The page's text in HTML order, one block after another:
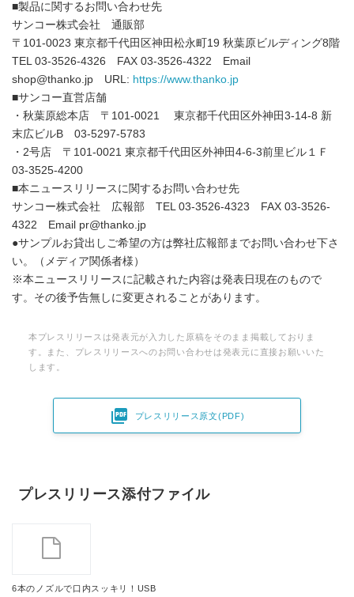
■製品に関するお問い合わせ先
サンコー株式会社 通販部
〒101-0023 東京都千代田区神田松永町19 秋葉原ビルディング8階
TEL 03-3526-4326 FAX 03-3526-4322 Email
shop@thanko.jp URL: https://www.thanko.jp
■サンコー直営店舗
・秋葉原総本店 〒101-0021 東京都千代田区外神田3-14-8 新
末広ビルB 03-5297-5783
・2号店 〒101-0021 東京都千代田区外神田4-6-3前里ビル１Ｆ
03-3525-4200
■本ニュースリリースに関するお問い合わせ先
サンコー株式会社 広報部 TEL 03-3526-4323 FAX 03-3526-
4322 Email pr@thanko.jp
●サンプルお貸出しご希望の方は弊社広報部までお問い合わせ下さ
い。（メディア関係者様）
※本ニュースリリースに記載された内容は発表日現在のもので
す。その後予告無しに変更されることがあります。
本プレスリリースは発表元が入力した原稿をそのまま掲載しておりま
す。また、プレスリリースへのお問い合わせは発表元に直接お願いいた
します。
 プレスリリース原文(PDF)
プレスリリース添付ファイル
6本のノズルで口内スッキリ！USB